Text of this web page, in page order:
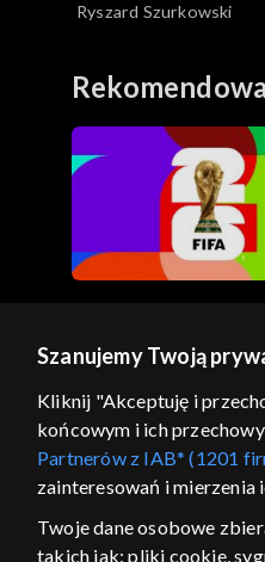
Biało-Czerwonych
Ryszard Szurkowski
regulamin serwisu
Szanujemy Twoją
Kliknij "Akceptuję i
końcowym i ich
Partnerów z IAB* (1201
zainteresowań i mierzenia
Twoje dane osobowe
takich jak: pliki cookie,